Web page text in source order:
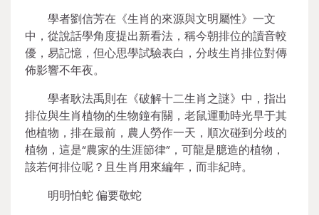
學者劉信芳在《生肖的來源與文明屬性》一文
中，從說話學角度提出新看法，稱今朝排位的讀音較
優，易記憶，但心思學試驗表白，分歧生肖排位對傳
佈影響不年夜。
學者耿法禹則在《破解十二生肖之謎》中，指出
排位與生肖植物的生物鐘有關，老鼠運動時光早于其
他植物，排在最前，農人勞作一天，順次碰到分歧的
植物，這是“農家的生涯節律”，可龍是臆造的植物，
該若何排位呢？且生肖用來編年，而非紀時。
明明怕蛇 偏要敬蛇